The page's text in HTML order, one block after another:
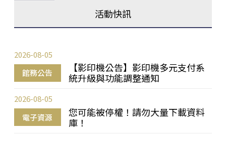
活動快訊
館務公告
【影印機公告】影印機多元支付系
統升級與功能調整通知
2026-08-05
電子資源
您可能被停權！請勿大量下載資料
庫！
2026-08-05